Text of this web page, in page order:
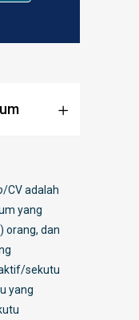
/CV adalah
yang
orang, dan
sekutu
yang